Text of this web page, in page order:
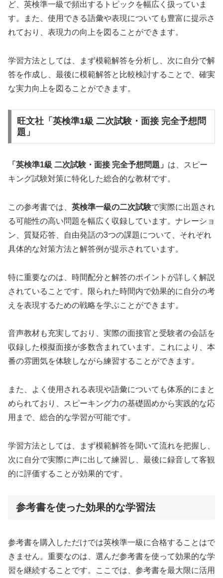
ど、英検準一級で頻出するトピックを幅広く扱っていま
す。また、使用できる語彙や表現についても豊富に提示さ
れており、表現力の向上を図ることができます。
学習方法としては、まず模範解答を分析し、次に自分で解
答を作成し、最後に模範解答と比較検討することで、確実
な実力向上を図ることができます。
旺文社「英検準1級 二次試験・面接 完全予想問
題」
「英検準1級 二次試験・面接 完全予想問題」 は、スピー
キング試験対策に特化した総合的な教材です。
この参考書では、 英検準一級の二次試験で実際に出題され
る可能性の高い問題を幅広く収録しています。ナレーショ
ン、質疑応答、自由発話の3つの課題について、それぞれ
具体的な対策方法と解答例が提示されています。
特に重要なのは、時間配分と解答のポイントが詳しく解説
されていることです。限られた時間内で効果的に自分の考
えを表現するための戦略を学ぶことができます。
音声教材も充実しており、実際の面接官と受験者の会話を
収録した模擬面接が多数含まれています。これにより、本
番の雰囲気を体験しながら練習することができます。
また、よく使用される表現や語彙についても体系的にまと
められており、スピーキング力の基礎固めから実践的な応
用まで、総合的な学習が可能です。
学習方法としては、まず模範解答を聞いて流れを把握し、
次に自分で実際に声に出して練習し、最後に録音して客観
的に評価することが効果的です。
参考書を使った効果的な学習法
参考書を購入しただけでは英検準一級に合格することはで
きません。重要なのは、選んだ参考書を使って効果的な学
習を継続することです。ここでは、参考書を最大限に活用